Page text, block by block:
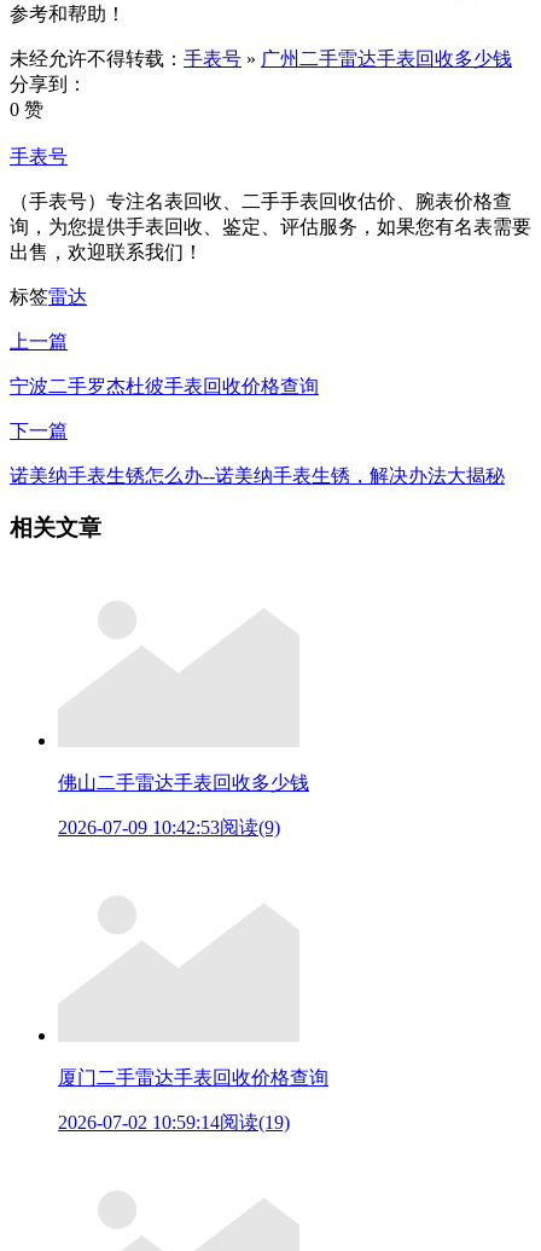
参考和帮助！
未经允许不得转载： 手表号 » 广州二手雷达手表回收多少钱
分享到：
0 赞
手表号
（手表号）专注名表回收、二手手表回收估价、腕表价格查
询，为您提供手表回收、鉴定、评估服务，如果您有名表需要
出售，欢迎联系我们！
标签雷达
上一篇
宁波二手罗杰杜彼手表回收价格查询
下一篇
诺美纳手表生锈怎么办--诺美纳手表生锈，解决办法大揭秘
相关文章
佛山二手雷达手表回收多少钱
2026-07-09 10:42:53阅读(9)
厦门二手雷达手表回收价格查询
2026-07-02 10:59:14阅读(19)